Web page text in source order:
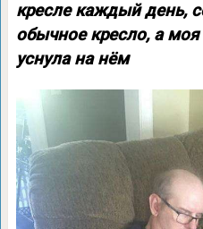
кресле каждый день,
обычное кресло, а
уснула на нём